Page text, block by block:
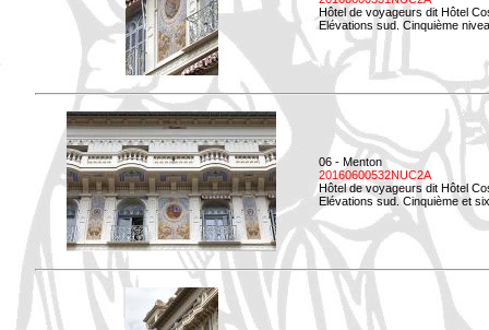
Hôtel de voyageurs dit Hôtel
Elévations sud. Cinquième
06 - Menton
20160600532NUC2A
Hôtel de voyageurs dit Hôtel
Elévations sud. Cinquième et